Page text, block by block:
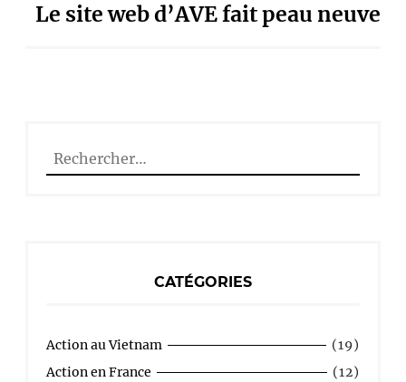
L’ARTICLE
Le site web d’AVE fait peau neuve
Rechercher :
CATÉGORIES
Action au Vietnam
(19)
Action en France
(12)